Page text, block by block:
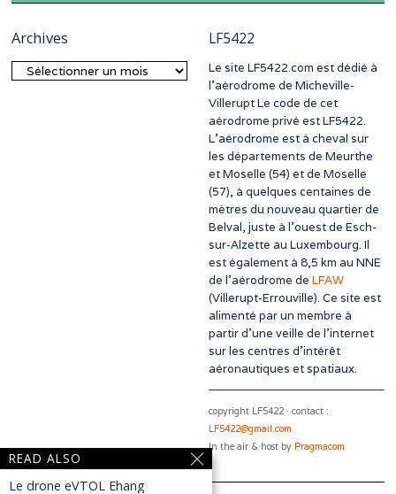
Archives
Archives
LF5422
Le site LF5422.com est dédié à
l’aérodrome de Micheville-
Villerupt Le code de cet
aérodrome privé est LF5422.
L’aérodrome est à cheval sur
les départements de Meurthe
et Moselle (54) et de Moselle
(57), à quelques centaines de
mètres du nouveau quartier de
Belval, juste à l’ouest de Esch-
sur-Alzette au Luxembourg. Il
est également à 8,5 km au NNE
de l’aérodrome de LFAW
(Villerupt-Errouville). Ce site est
alimenté par un membre à
partir d’une veille de l’internet
sur les centres d’intérêt
aéronautiques et spatiaux.
copyright LF5422 · contact :
LF5422@gmail.com
In the air & host by Pragmacom
READ ALSO
Le drone eVTOL Ehang